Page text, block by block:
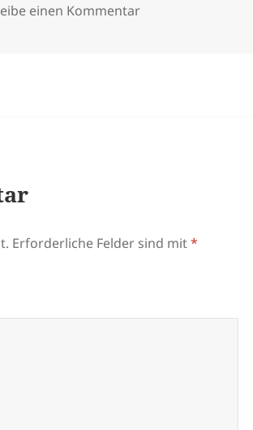
einen Kommentarzu 2023-hartlova-12
Erforderliche Felder sind mit*